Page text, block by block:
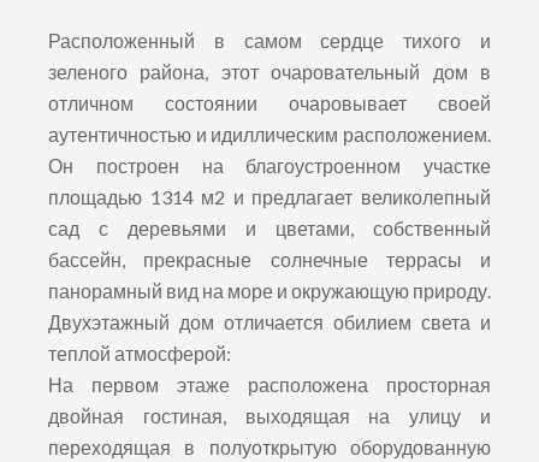
Расположенный в самом сердце тихого и
зеленого района, этот очаровательный дом в
отличном состоянии очаровывает своей
аутентичностью и идиллическим расположением.
Он построен на благоустроенном участке
площадью 1314 м2 и предлагает великолепный
сад с деревьями и цветами, собственный
бассейн, прекрасные солнечные террасы и
панорамный вид на море и окружающую природу.
Двухэтажный дом отличается обилием света и
теплой атмосферой:
На первом этаже расположена просторная
двойная гостиная, выходящая на улицу и
переходящая в полуоткрытую оборудованную